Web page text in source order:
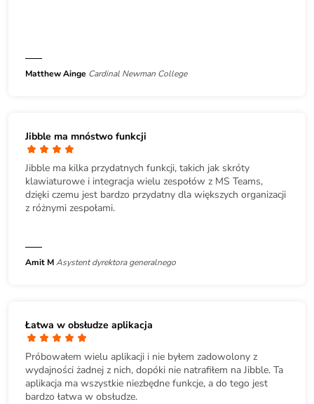
Matthew Ainge Cardinal Newman College
Jibble ma mnóstwo funkcji
Jibble ma kilka przydatnych funkcji, takich jak skróty
klawiaturowe i integracja wielu zespołów z MS Teams,
dzięki czemu jest bardzo przydatny dla większych organizacji
z różnymi zespołami.
Amit MAsystent dyrektora generalnego
Łatwa w obsłudze aplikacja
Próbowałem wielu aplikacji i nie byłem zadowolony z
wydajności żadnej z nich, dopóki nie natrafiłem na Jibble. Ta
aplikacja ma wszystkie niezbędne funkcje, a do tego jest
bardzo łatwa w obsłudze.